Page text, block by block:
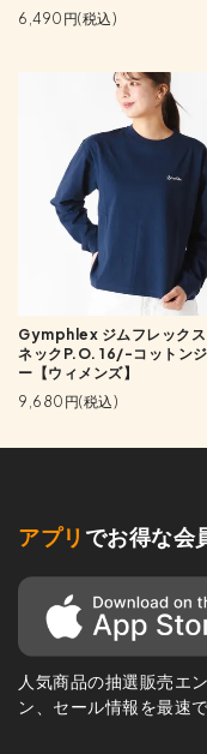
6,490円(税込)
Gymphlex ジムフレックス
ネックP.O. 16/-コットン
ー【ウィメンズ】
9,680円(税込)
アプリ でお得な会
人気商品の抽選販売エ
ン、セール情報を最速